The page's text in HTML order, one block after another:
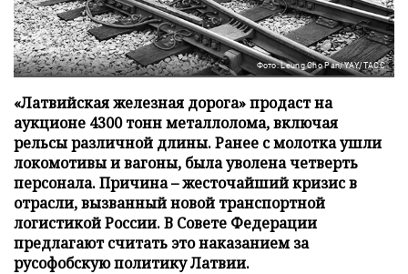
Фото: Leung Cho Pan/YAY/ТАСС
«Латвийская железная дорога» продаст на
аукционе 4300 тонн металлолома, включая
рельсы различной длины. Ранее с молотка ушли
локомотивы и вагоны, была уволена четверть
персонала. Причина – жесточайший кризис в
отрасли, вызванный новой транспортной
логистикой России. В Совете Федерации
предлагают считать это наказанием за
русофобскую политику Латвии.